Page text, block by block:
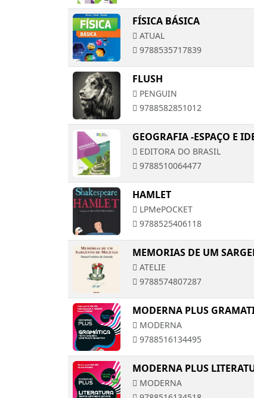
FÍSICA BÁSICA
ATUAL
9788535717839
FLUSH
PENGUIN
9788582851012
GEOGRAFIA -ESPAÇO E
EDITORA DO BRASIL
9788510064477
HAMLET
LPMePOCKET
9788525406118
MEMORIAS DE UM
ATELIE
9788574807287
MODERNA PLUS
MODERNA
9788516134495
MODERNA PLUS
MODERNA